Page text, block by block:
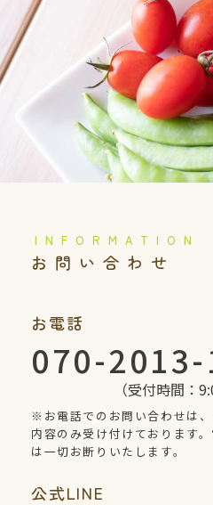
️お問い合わせ
お電話
070-2013-
（受付時間：
※お電話でのお問い合わせは
内容のみ受け付けております
は一切お断りいたします。
公式LINE